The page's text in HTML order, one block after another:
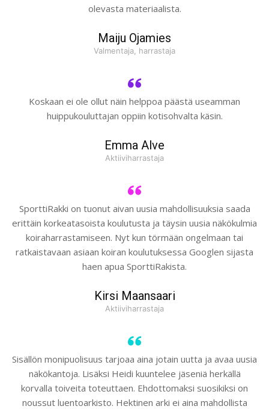
olevasta materiaalista.
Maiju Ojamies
Valmentaja, harrastaja
Koskaan ei ole ollut näin helppoa päästä useamman
huippukouluttajan oppiin kotisohvalta käsin.
Emma Alve
Aktiiviharrastaja
SporttiRakki on tuonut aivan uusia mahdollisuuksia saada
erittäin korkeatasoista koulutusta ja täysin uusia näkökulmia
koiraharrastamiseen. Nyt kun törmään ongelmaan tai
ratkaistavaan asiaan koiran koulutuksessa Googlen sijasta
haen apua SporttiRakista.
Kirsi Maansaari
Aktiiviharrastaja
Sisällön monipuolisuus tarjoaa aina jotain uutta ja avaa uusia
näkökantoja. Lisäksi Heidi kuuntelee jäseniä herkällä
korvalla toiveita toteuttaen. Ehdottomaksi suosikiksi on
noussut luentoarkisto. Hektinen arki ei aina mahdollista